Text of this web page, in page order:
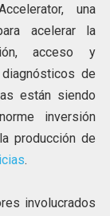
una
acelerar la
acceso y
de
están siendo
inversión
producción de
.
involucrados